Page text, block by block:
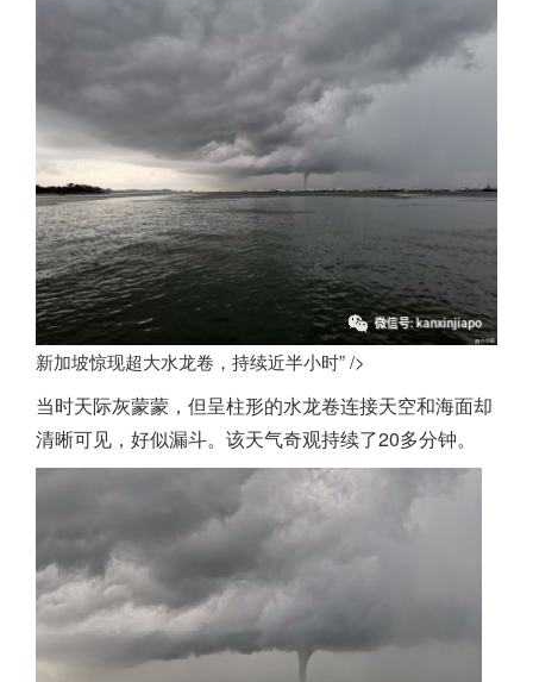
新加坡惊现超大水龙卷，持续近半小时” />
当时天际灰蒙蒙，但呈柱形的水龙卷连接天空和海面却
清晰可见，好似漏斗。该天气奇观持续了20多分钟。